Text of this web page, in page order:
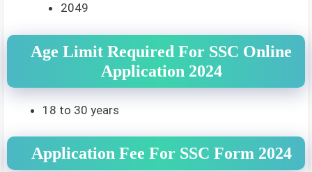
2049
Age Limit Required For SSC Online
Application 2024
18 to 30 years
Application Fee For SSC Form 2024